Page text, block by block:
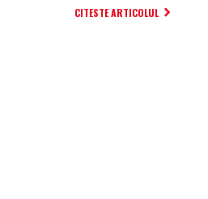
CITESTE ARTICOLUL